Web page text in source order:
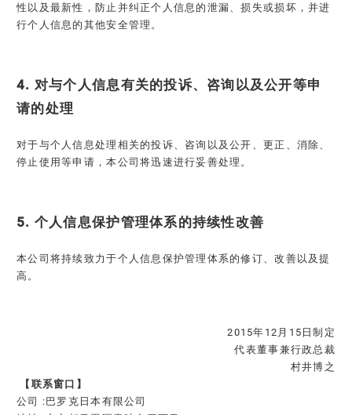
性以及最新性，防止并纠正个人信息的泄漏、损失或损坏，并进
行个人信息的其他安全管理。
4. 对与个人信息有关的投诉、咨询以及公开等申
请的处理
对于与个人信息处理相关的投诉、咨询以及公开、更正、消除、
停止使用等申请，本公司将迅速进行妥善处理。
5. 个人信息保护管理体系的持续性改善
本公司将持续致力于个人信息保护管理体系的修订、改善以及提
高。
2015年12月15日制定
代表董事兼行政总裁
村井博之
【联系窗口】
公司 :巴罗克日本有限公司